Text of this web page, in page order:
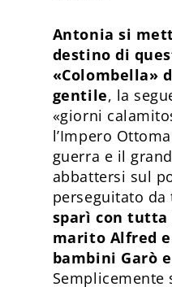
Antonia si
destino di
«Colombella»
gentile, la
«giorni
l’Impero
guerra e il
abbattersi sul
perseguitato
sparì con
marito Alfred
bambini Garò
Semplicemente